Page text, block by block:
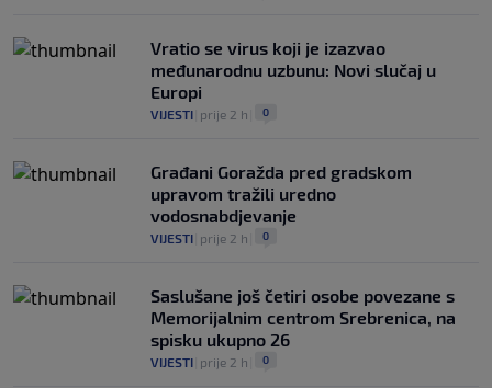
Vratio se virus koji je izazvao
međunarodnu uzbunu: Novi slučaj u
Europi
VIJESTI prije 2 h 0
Građani Goražda pred gradskom
upravom tražili uredno
vodosnabdjevanje
VIJESTI prije 2 h 0
Saslušane još četiri osobe povezane s
Memorijalnim centrom Srebrenica, na
spisku ukupno 26
VIJESTI prije 2 h 0